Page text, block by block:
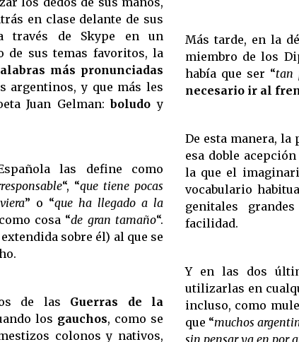
en clase delante de sus
través de Skype en un
de sus temas favoritos, la
más pronunciadas
argentinos, y que más les
Juan Gelman: boludo  y
las define como
“, “que tiene pocas
” o “que ha llegado a la
cosa “de gran tamaño“.
sobre él) al que se
de las Guerras de la
los gauchos, como se
colonos y nativos,
Más tarde, en la
miembro de los
había que ser “tan
necesario ir al
De esta manera, la
esa doble acepción
la que el
vocabulario
genitales
facilidad.
Y en las dos
utilizarlas en
incluso, como
que “muchos
sin pensar ya en por